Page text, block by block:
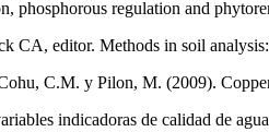
regulation and
CA, editor. Methods in soil
C.M. y Pilon, M. (2009).
indicadoras de calidad de